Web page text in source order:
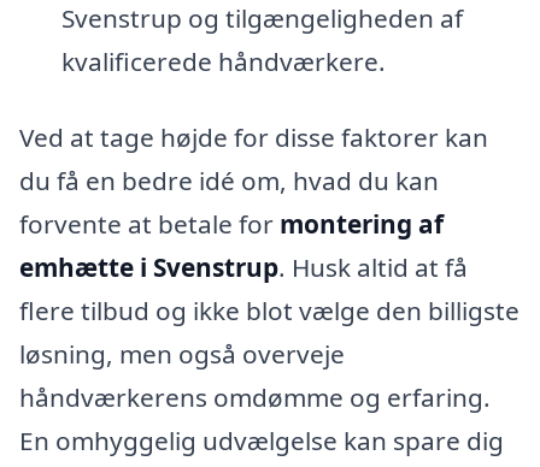
Svenstrup og tilgængeligheden af
kvalificerede håndværkere.
Ved at tage højde for disse faktorer kan
du få en bedre idé om, hvad du kan
forvente at betale for montering af
emhætte i Svenstrup. Husk altid at få
flere tilbud og ikke blot vælge den billigste
løsning, men også overveje
håndværkerens omdømme og erfaring.
En omhyggelig udvælgelse kan spare dig